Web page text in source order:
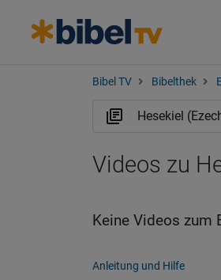
Bibel TV Bibelthek
Videos zu
Keine Videos zum
Anleitung und Hilfe